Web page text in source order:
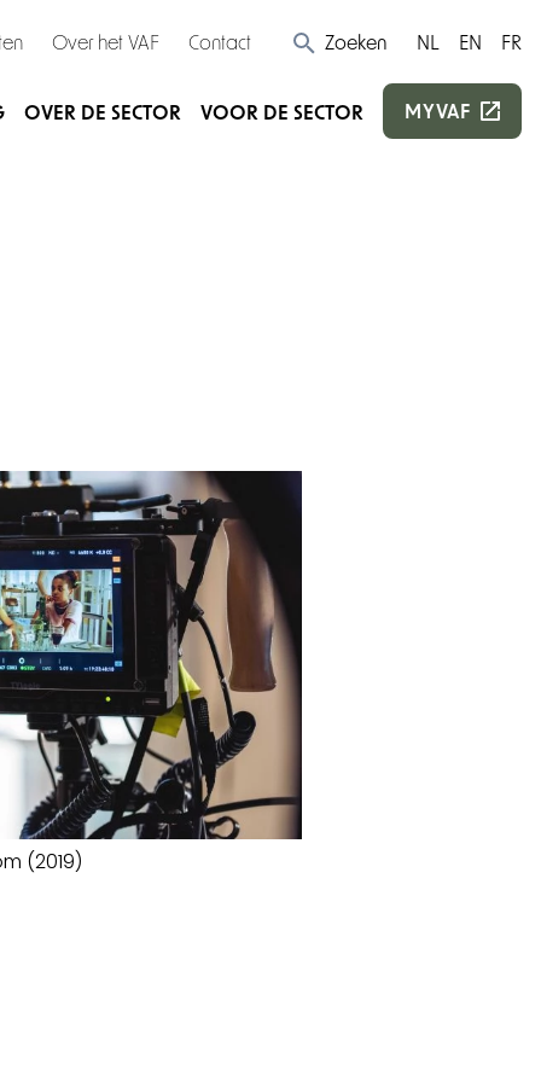
Over het VAF Contact Zoeken NL EN FR
OVER DE SECTOR VOOR DE SECTOR MYVAF
(2019)